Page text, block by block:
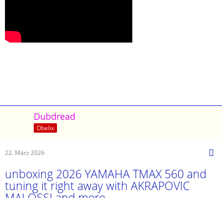
Dubdread
Obelix
22. März 2026
unboxing 2026 YAMAHA TMAX 560 and
tuning it right away with AKRAPOVIC